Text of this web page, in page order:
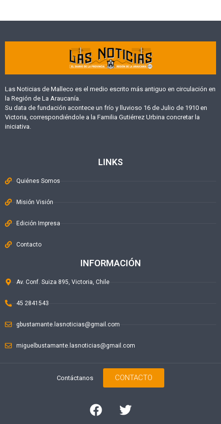
Las Noticias de Malleco es el medio escrito más antiguo en circulación en
la Región de La Araucanía.
Su data de fundación acontece un frío y lluvioso 16 de Julio de 1910 en
Victoria, correspondiéndole a la Familia Gutiérrez Urbina concretar la
iniciativa.
LINKS
Quiénes Somos
Misión Visión
Edición Impresa
Contacto
INFORMACIÓN
Av. Conf. Suiza 895, Victoria, Chile
45 2841543
gbustamante.lasnoticias@gmail.com
miguelbustamante.lasnoticias@gmail.com
Contáctanos CONTACTO